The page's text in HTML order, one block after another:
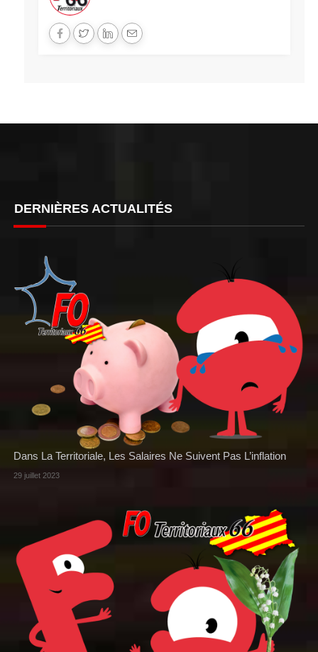
DERNIÈRES ACTUALITÉS
Dans La Territoriale, Les Salaires Ne Suivent Pas L’inflation
29 juillet 2023